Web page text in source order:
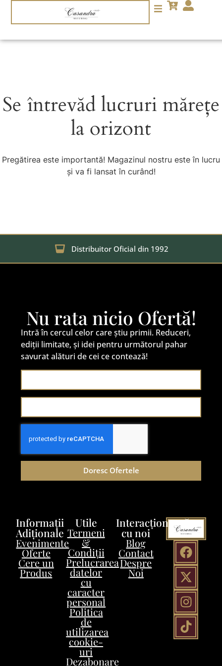
Se întrevăd lucruri mărețe
la orizont
Pregătirea este importantă! Magazinul nostru este în lucru
și va fi lansat în curând!
Distribuitor Oficial din 1992
Nu rata nicio Ofertă!
Intră în cercul celor care știu primii. Reduceri,
ediții limitate, și idei pentru următorul pahar
savurat alături de cei ce contează!
Doresc Ofertele
Interacționează
cu noi
Blog
Contact
Despre
Noi
Utile
Termeni
&
Condiții
Prelucrarea
datelor
cu
caracter
personal
Politica
de
utilizarea
cookie-
uri
Dezabonare
Informații
Adiționale
Evenimente
Oferte
Cere un
Produs